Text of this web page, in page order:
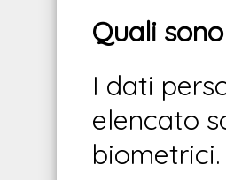
Quali
I dati
elencato
biometrici.